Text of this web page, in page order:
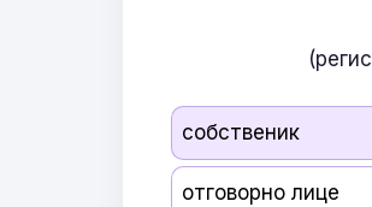
собственик
отговорно лице